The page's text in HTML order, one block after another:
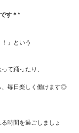
す＊*
」という
て踊ったり、
、毎日楽しく働けます◎
時間を過ごしましょ